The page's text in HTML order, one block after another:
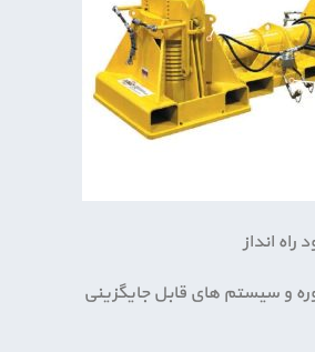
انداز
و سیستم های قابل جایگزینی